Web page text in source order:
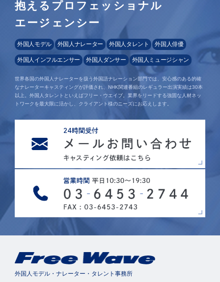
抱えるプロフェッショナル
エージェンシー
外国人モデル 外国人ナレーター 外国人タレント 外国人俳優
外国人インフルエンサー 外国人ダンサー 外国人ミュージシャン
世界各国の外国人ナレーターを扱う外国語ナレーション部門では、安心感のある的確
なナレーターキャスティングが評価され、NHK関連番組のレギュラー出演実績は30本
以上。外国人タレントといえばフリー・ウエイブ。業界をリードする強固な人材ネッ
トワークを最大限に活かし、クライアント様のニーズにお応えします。
外国人モデル・ナレーター・タレント事務所